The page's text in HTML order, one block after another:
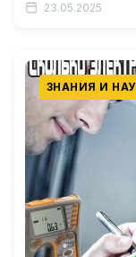
характеристики
23.05.2025
ЗНАНИЯ И